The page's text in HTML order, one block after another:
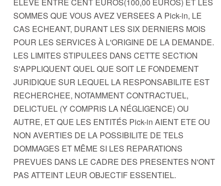
SOMMES QUE VOUS AVEZ VERSEES A Pick-in, LE
CAS ECHEANT, DURANT LES SIX DERNIERS MOIS
POUR LES SERVICES À L'ORIGINE DE LA DEMANDE.
LES LIMITES STIPULEES DANS CETTE SECTION
S'APPLIQUENT QUEL QUE SOIT LE FONDEMENT
JURIDIQUE SUR LEQUEL LA RESPONSABILITE EST
RECHERCHEE, NOTAMMENT CONTRACTUEL,
DELICTUEL (Y COMPRIS LA NÉGLIGENCE) OU
AUTRE, ET QUE LES ENTITÉS Pick-in AIENT ETE OU
NON AVERTIES DE LA POSSIBILITE DE TELS
DOMMAGES ET MÊME SI LES REPARATIONS
PREVUES DANS LE CADRE DES PRESENTES N'ONT
PAS ATTEINT LEUR OBJECTIF ESSENTIEL.